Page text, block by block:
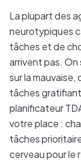
La plupart des
neurotypiques
tâches et de
arrivent pas.
sur la mauvaise,
tâches
planificateur
votre place :
tâches
cerveau pour le